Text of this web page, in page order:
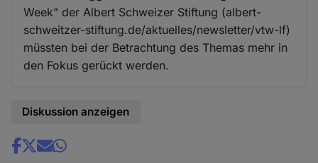
Week" der Albert Schweizer Stiftung (albert-
schweitzer-stiftung.de/aktuelles/newsletter/vtw-lf)
müssten bei der Betrachtung des Themas mehr in
den Fokus gerückt werden.
Diskussion anzeigen
Share